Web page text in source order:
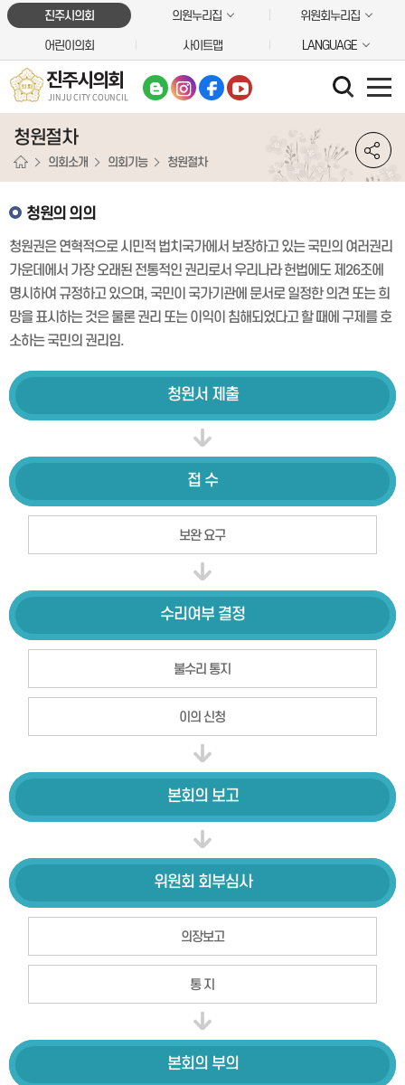
본문바로가기진주시의회 의원누리집 위원회누리집
어린이의회 사이트맵 LANGUAGE
진주시의회
JINJU CITY COUNCIL
청원절차
의회소개 의회기능 청원절차
청원의 의의
청원권은 연혁적으로 시민적 법치국가에서 보장하고 있는 국민의 여러권리
가운데에서 가장 오래된 전통적인 권리로서 우리나라 헌법에도 제26조에
명시하여 규정하고 있으며, 국민이 국가기관에 문서로 일정한 의견 또는 희
망을 표시하는 것은 물론 권리 또는 이익이 침해되었다고 할 때에 구제를 호
소하는 국민의 권리임.
청원서 제출
접 수
보완 요구
수리여부 결정
불수리 통지
이의 신청
본회의 보고
위원회 회부심사
의장보고
통 지
본회의 부의